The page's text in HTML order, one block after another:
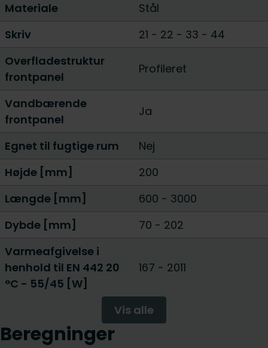
Materiale
Stål
Skriv
21 - 22 - 33 - 44
Overfladestruktur
frontpanel
Profileret
Vandbærende
frontpanel
Ja
Egnet til fugtige rum
Nej
Højde [mm]
200
Længde [mm]
600 - 3000
Dybde [mm]
70 - 202
Varmeafgivelse i
henhold til EN 442 20
°C - 55/45 [W]
167 - 2011
Vis alle
Beregninger